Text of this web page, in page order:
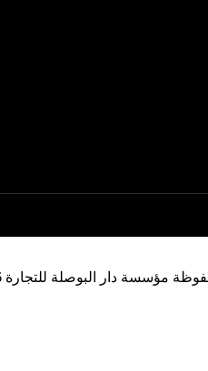
مؤسسة دار البوصلة للتجارة 2026